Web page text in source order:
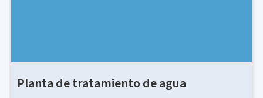
Planta de tratamiento de agua